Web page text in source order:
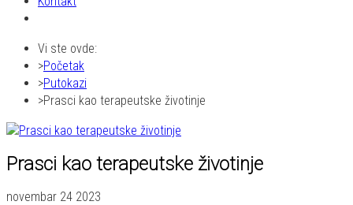
Vi ste ovde:
Početak
Putokazi
Prasci kao terapeutske životinje
Prasci kao terapeutske životinje
novembar 24 2023